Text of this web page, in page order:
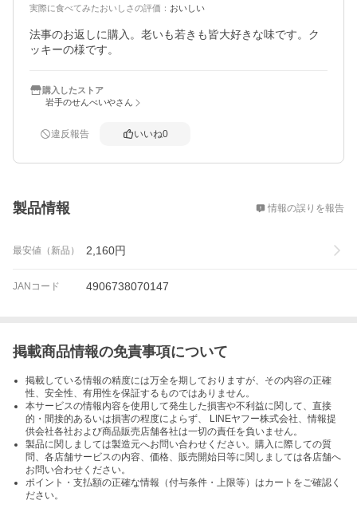
実際に食べてみたおいしさの評価 ： おいしい
法事のお返しに購入。老いも若きも皆大好きな味です。ク
ッキーの様です。
購入したストア
岩手のせんべいやさん
違反報告 いいね0
製品情報 情報の誤りを報告
最安値（新品） 2,160円
JANコード 4906738070147
掲載商品情報の免責事項について
掲載している情報の精度には万全を期しておりますが、その内容の正確
性、安全性、有用性を保証するものではありません。
本サービスの情報内容を使用して発生した損害や不利益に関して、直接
的・間接的あるいは損害の程度によらず、 LINEヤフー株式会社、情報提
供会社各社および商品販売店舗各社は一切の責任を負いません。
製品に関しましては製造元へお問い合わせください。購入に際しての質
問、各店舗サービスの内容、価格、販売開始日等に関しましては各店舗へ
お問い合わせください。
ポイント・支払額の正確な情報（付与条件・上限等）はカートをご確認く
ださい。